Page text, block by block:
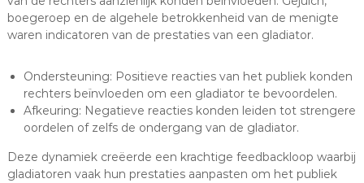
boegeroep en de algehele betrokkenheid van de menigte
waren indicatoren van de prestaties van een gladiator.
Ondersteuning: Positieve reacties van het publiek konden
rechters beïnvloeden om een gladiator te bevoordelen.
Afkeuring: Negatieve reacties konden leiden tot strengere
oordelen of zelfs de ondergang van de gladiator.
Deze dynamiek creëerde een krachtige feedbackloop waarbij
gladiatoren vaak hun prestaties aanpasten om het publiek